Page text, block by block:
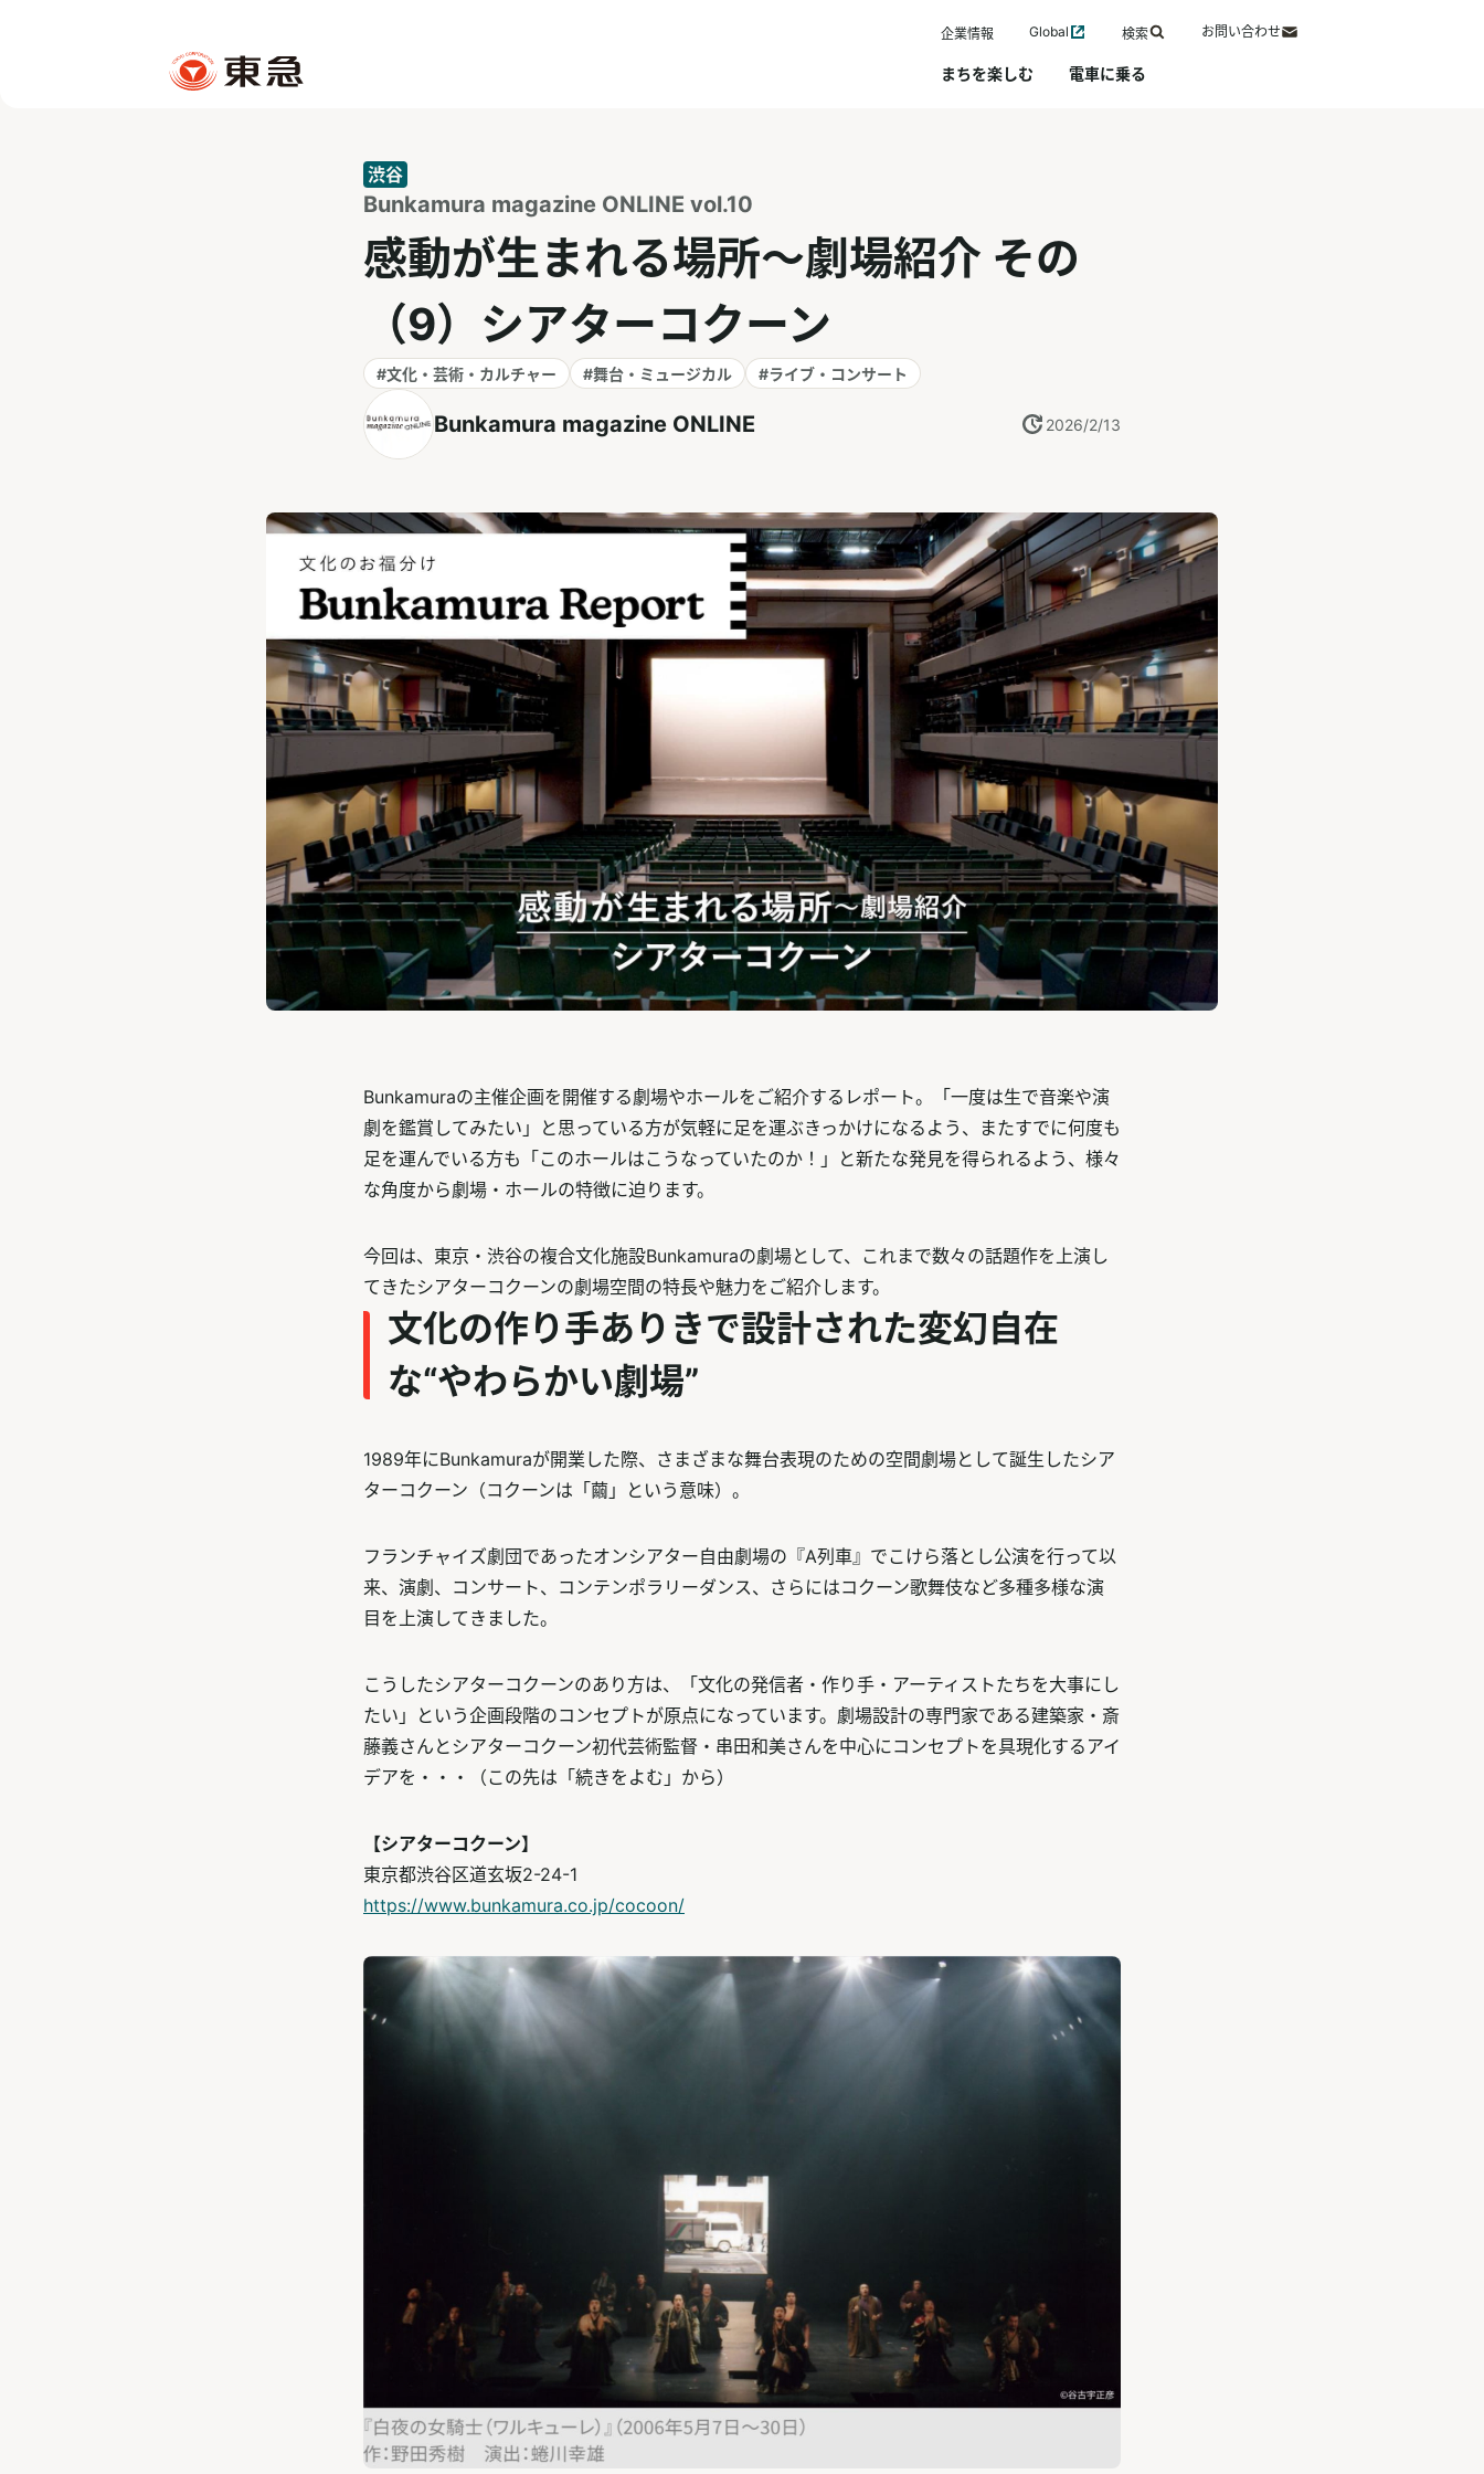
企業情報 Global 検索 お問い合わせ
まちを楽しむ 電車に乗る
渋谷
Bunkamura magazine ONLINE vol.10
感動が生まれる場所～劇場紹介 その
（9）シアターコクーン
#文化・芸術・カルチャー #舞台・ミュージカル #ライブ・コンサート
Bunkamura magazine ONLINE 2026/2/13
Bunkamuraの主催企画を開催する劇場やホールをご紹介するレポート。「一度は生で音楽や演
劇を鑑賞してみたい」と思っている方が気軽に足を運ぶきっかけになるよう、またすでに何度も
足を運んでいる方も「このホールはこうなっていたのか！」と新たな発見を得られるよう、様々
な角度から劇場・ホールの特徴に迫ります。
今回は、東京・渋谷の複合文化施設Bunkamuraの劇場として、これまで数々の話題作を上演し
てきたシアターコクーンの劇場空間の特長や魅力をご紹介します。
文化の作り手ありきで設計された変幻自在
な“やわらかい劇場”
1989年にBunkamuraが開業した際、さまざまな舞台表現のための空間劇場として誕生したシア
ターコクーン（コクーンは「繭」という意味）。
フランチャイズ劇団であったオンシアター自由劇場の『A列車』でこけら落とし公演を行って以
来、演劇、コンサート、コンテンポラリーダンス、さらにはコクーン歌舞伎など多種多様な演
目を上演してきました。
こうしたシアターコクーンのあり方は、「文化の発信者・作り手・アーティストたちを大事にし
たい」という企画段階のコンセプトが原点になっています。劇場設計の専門家である建築家・斎
藤義さんとシアターコクーン初代芸術監督・串田和美さんを中心にコンセプトを具現化するアイ
デアを・・・（この先は「続きをよむ」から）
【シアターコクーン】
東京都渋谷区道玄坂2-24-1
https://www.bunkamura.co.jp/cocoon/